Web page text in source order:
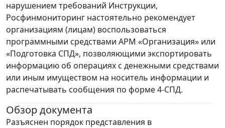
нарушением требований Инструкции,
Росфинмониторинг настоятельно рекомендует
организациям (лицам) воспользоваться
программными средствами АРМ «Организация» или
«Подготовка СПД», позволяющими экспортировать
информацию об операциях с денежными средствами
или иным имуществом на носитель информации и
распечатывать сообщения по форме 4-СПД.
Обзор документа
Разъяснен порядок представления в